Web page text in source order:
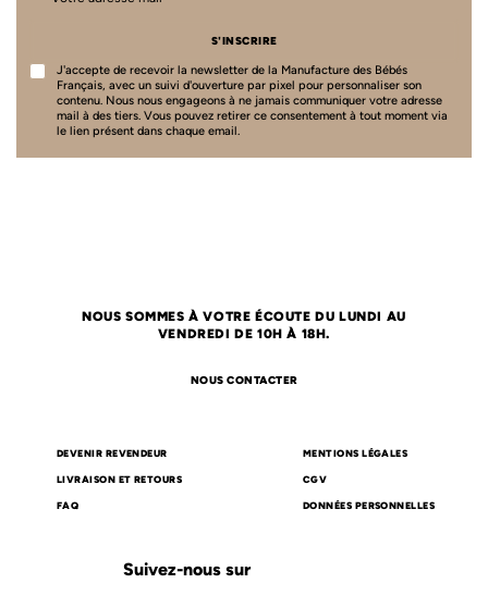
S'INSCRIRE
J'accepte de recevoir la newsletter de la Manufacture des Bébés
Français, avec un suivi d'ouverture par pixel pour personnaliser son
contenu. Nous nous engageons à ne jamais communiquer votre adresse
mail à des tiers. Vous pouvez retirer ce consentement à tout moment via
le lien présent dans chaque email.
NOUS SOMMES À VOTRE ÉCOUTE DU LUNDI AU
VENDREDI DE 10H À 18H.
NOUS CONTACTER
DEVENIR REVENDEUR
LIVRAISON ET RETOURS
FAQ
MENTIONS LÉGALES
CGV
DONNÉES PERSONNELLES
Suivez-nous sur